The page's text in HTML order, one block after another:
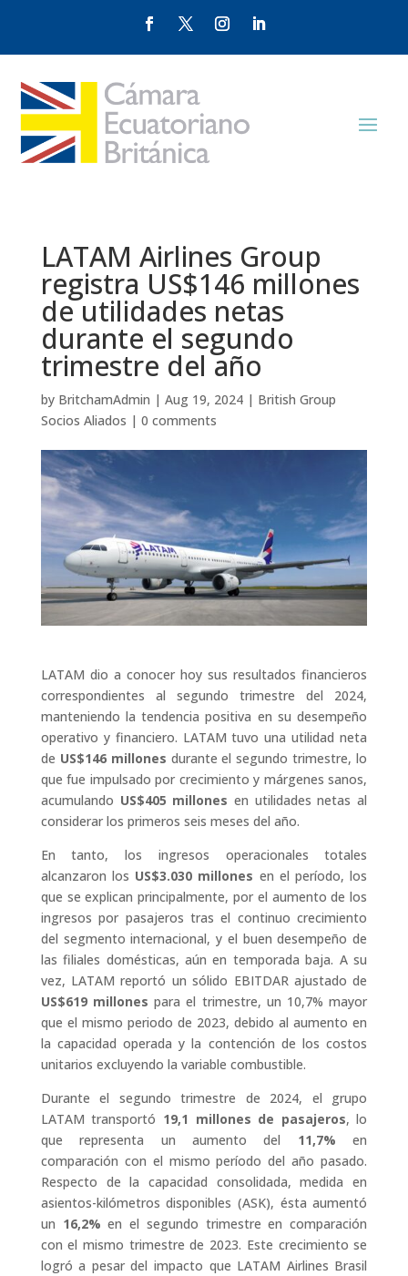
LATAM Airlines Group
registra US$146 millones
de utilidades netas
durante el segundo
trimestre del año
by BritchamAdmin | Aug 19, 2024| British Group
Socios Aliados | 0 comments
LATAM dio a conocer hoy sus resultados financieros
correspondientes al segundo trimestre del 2024,
manteniendo la tendencia positiva en su desempeño
operativo y financiero. LATAM tuvo una utilidad neta
de US$146 millones durante el segundo trimestre, lo
que fue impulsado por crecimiento y márgenes sanos,
acumulando US$405 millones en utilidades netas al
considerar los primeros seis meses del año.
En tanto, los ingresos operacionales totales
alcanzaron los US$3.030 millones en el período, los
que se explican principalmente, por el aumento de los
ingresos por pasajeros tras el continuo crecimiento
del segmento internacional, y el buen desempeño de
las filiales domésticas, aún en temporada baja. A su
vez, LATAM reportó un sólido EBITDAR ajustado de
US$619 millones para el trimestre, un 10,7% mayor
que el mismo periodo de 2023, debido al aumento en
la capacidad operada y la contención de los costos
unitarios excluyendo la variable combustible.
Durante el segundo trimestre de 2024, el grupo
LATAMtransportó 19,1 millones de pasajeros, lo
que representa un aumento del 11,7% en
comparación con el mismo período del año pasado.
Respecto de la capacidad consolidada, medida en
asientos-kilómetros disponibles (ASK), ésta aumentó
un 16,2%en el segundo trimestre en comparación
con el mismo trimestre de 2023. Este crecimiento se
logró a pesar del impacto que LATAM Airlines Brasil